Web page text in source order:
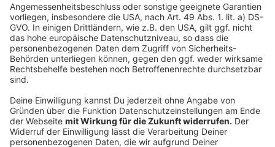
© Maridav | AdobeStock_249441675
Weltbienentag: Imker bei der Arbeit
Anzeige
Durch den Kauf von regionalem Honig unterstützt ihr
nachhaltige Imkerei. Hier könnt ihr euren Honig ganz